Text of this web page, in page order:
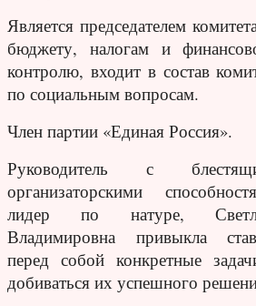
Является председателем
бюджету, налогам и
контролю, входит в состав
по социальным вопросам.
Член партии «Единая Россия».
Руководитель с
организаторскими
лидер по натуре,
Владимировна привыкла
перед собой конкретные
добиваться их успешного